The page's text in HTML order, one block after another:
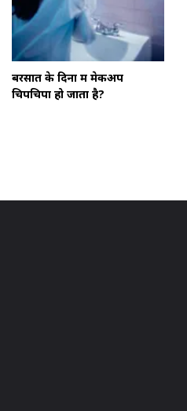
बरसात के दिनों में मेकअप
चिपचिपा हो जाता है?